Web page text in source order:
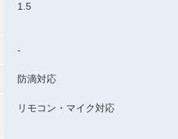
1.5
-
防滴対応
リモコン・マイク対応